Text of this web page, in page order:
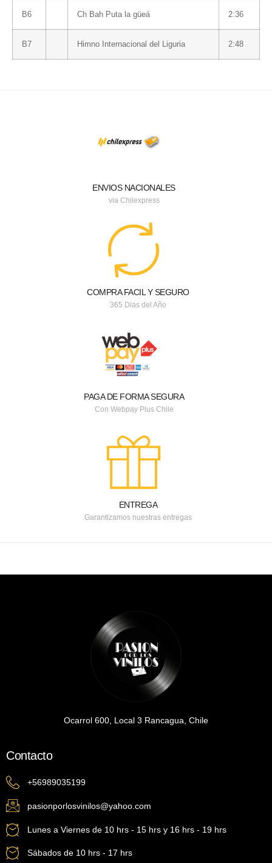
B6 Ch Bah Puta la güeá 2:36
B7 Himno Internacional del Liguria 2:48
ENVIOS NACIONALES
via Chilexpress
COMPRA FACIL Y SEGURO
365 Dias del Año
PAGA DE FORMA SEGURA
Con Webpay Plus Chile
ENTREGA
Garantizamos nuestras entregas
Ocarrol 600, Local 3 Rancagua, Chile
Contacto
+56989035199
pasionporlosvinilos@yahoo.com
Lunes a Viernes de 10 hrs - 15 hrs y 16 hrs - 19 hrs
Sábados de 10 hrs - 17 hrs